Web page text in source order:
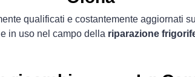
qualificati e costantemente aggiornati
in uso nel campo della riparazione